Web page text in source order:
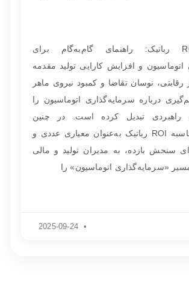
محاسبه ROI رباتیک: راهنمای گام‌به‌گام برای
اتوماسیون و افزایش کارایی تولید مقدمه
نوسان تقاضا و کمبود نیروی ماهر
درباره سرمایه‌گذاری اتوماسیون را
تبدیل کرده است. در چنین
شرایطی، محاسبه ROI رباتیک به‌عنوان معیاری عددی و
سنجش بازده، به مدیران تولید و مالی
«سرمایه‌گذاری اتوماسیون» را